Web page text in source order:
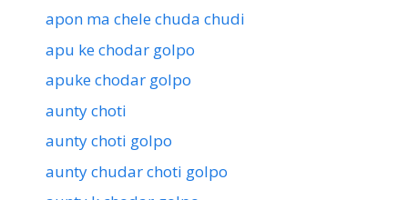
apon ma chele chuda chudi
apu ke chodar golpo
apuke chodar golpo
aunty choti
aunty choti golpo
aunty chudar choti golpo